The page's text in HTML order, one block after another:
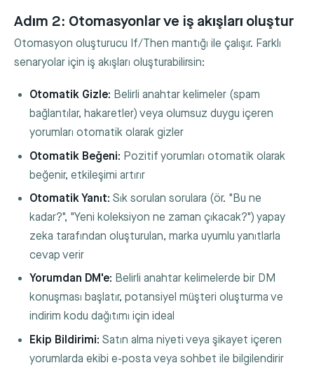
Adım 2: Otomasyonlar ve iş akışları oluştur
Otomasyon oluşturucu If/Then mantığı ile çalışır. Farklı
senaryolar için iş akışları oluşturabilirsin:
Otomatik Gizle: Belirli anahtar kelimeler (spam
bağlantılar, hakaretler) veya olumsuz duygu içeren
yorumları otomatik olarak gizler
Otomatik Beğeni: Pozitif yorumları otomatik olarak
beğenir, etkileşimi artırır
Otomatik Yanıt: Sık sorulan sorulara (ör. "Bu ne
kadar?", "Yeni koleksiyon ne zaman çıkacak?") yapay
zeka tarafından oluşturulan, marka uyumlu yanıtlarla
cevap verir
Yorumdan DM'e: Belirli anahtar kelimelerde bir DM
konuşması başlatır, potansiyel müşteri oluşturma ve
indirim kodu dağıtımı için ideal
Ekip Bildirimi: Satın alma niyeti veya şikayet içeren
yorumlarda ekibi e-posta veya sohbet ile bilgilendirir